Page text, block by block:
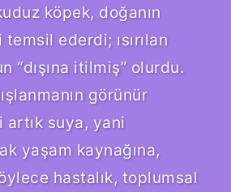
köpek, doğanın
temsil ederdi; ısırılan
“dışına itilmiş” olurdu.
görünür
suya, yani
yaşam kaynağına,
hastalık, toplumsal